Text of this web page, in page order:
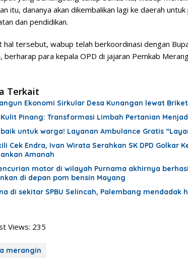
itu, dananya akan dikembalikan lagi ke daerah
dan pendidikan.
hal tersebut, wabup telah berkoordinasi dengan
berharap para kepala OPD di jajaran Pemkab
Terkait
Ekonomi Sirkular Desa Kunangan lewat
Pinang: Transformasi Limbah Pertanian
untuk warga! Layanan Ambulance Gratis
Cek Endra, Ivan Wirata Serahkan SK DPD Golkar
Amanah
motor di wilayah Purnama akhirnya
di depan pom bensin Mayang
di sekitar SPBU Selincah, Palembang mendadak
Views: 235
merangin